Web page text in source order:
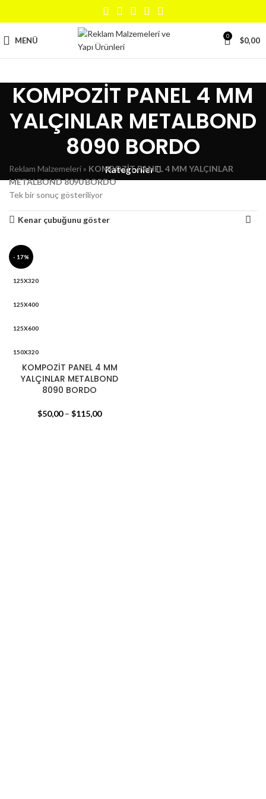
MENÜ 0 $0,00
KOMPOZİT PANEL 4 MM
YALÇINLAR METALBOND
8090 BORDO
Kategoriler
Reklam Malzemeleri » KOMPOZİT PANEL 4 MM YALÇINLAR
METALBOND 8090 BORDO
Tek bir sonuç gösteriliyor
Kenar çubuğunu göster
- 17%
125X320
125X400
125X600
150X320
150X400
KOMPOZİT PANEL 4 MM
YALÇINLAR METALBOND
8090 BORDO
$50,00 – $115,00